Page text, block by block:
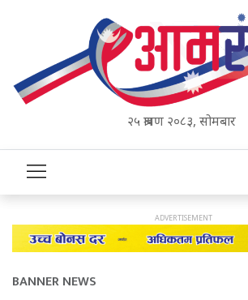
२५ श्रावण २०८३, सोमबार
BANNER NEWS